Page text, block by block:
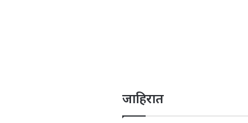
जाहिरात